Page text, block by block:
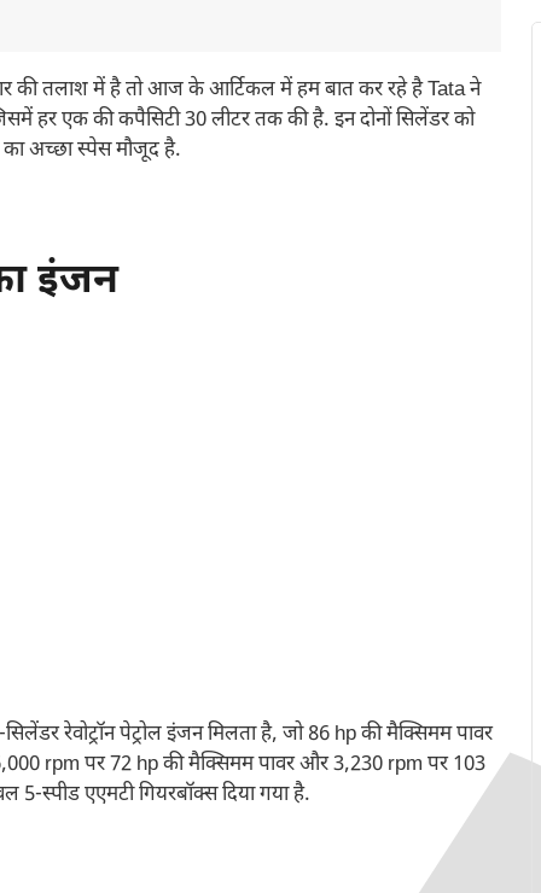
की तलाश में है तो आज के आर्टिकल में हम बात कर रहे है Tata ने
हर एक की कपैसिटी 30 लीटर तक की है. इन दोनों सिलेंडर को
अच्छा स्पेस मौजूद है.
इंजन
रेवोट्रॉन पेट्रोल इंजन मिलता है, जो 86 hp की मैक्सिमम पावर
rpm पर 72 hp की मैक्सिमम पावर और 3,230 rpm पर 103
स्पीड एएमटी गियरबॉक्स दिया गया है.